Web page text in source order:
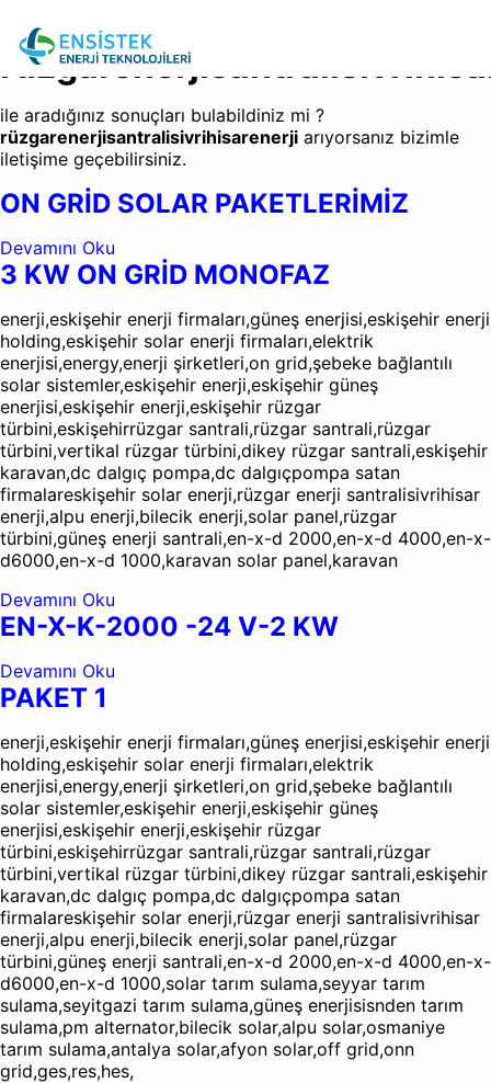
ile aradığınız sonuçları bulabildiniz mi ?
rüzgarenerjisantralisivrihisarenerji arıyorsanız bizimle
iletişime geçebilirsiniz.
ON GRİD SOLAR PAKETLERİMİZ
Devamını Oku
3 KW ON GRİD MONOFAZ
enerji,eskişehir enerji firmaları,güneş enerjisi,eskişehir enerji
holding,eskişehir solar enerji firmaları,elektrik
enerjisi,energy,enerji şirketleri,on grid,şebeke bağlantılı
solar sistemler,eskişehir enerji,eskişehir güneş
enerjisi,eskişehir enerji,eskişehir rüzgar
türbini,eskişehirrüzgar santrali,rüzgar santrali,rüzgar
türbini,vertikal rüzgar türbini,dikey rüzgar santrali,eskişehir
karavan,dc dalgıç pompa,dc dalgıçpompa satan
firmalareskişehir solar enerji,rüzgar enerji santralisivrihisar
enerji,alpu enerji,bilecik enerji,solar panel,rüzgar
türbini,güneş enerji santrali,en-x-d 2000,en-x-d 4000,en-x-
d6000,en-x-d 1000,karavan solar panel,karavan
Devamını Oku
EN-X-K-2000 -24 V-2 KW
Devamını Oku
PAKET 1
enerji,eskişehir enerji firmaları,güneş enerjisi,eskişehir enerji
holding,eskişehir solar enerji firmaları,elektrik
enerjisi,energy,enerji şirketleri,on grid,şebeke bağlantılı
solar sistemler,eskişehir enerji,eskişehir güneş
enerjisi,eskişehir enerji,eskişehir rüzgar
türbini,eskişehirrüzgar santrali,rüzgar santrali,rüzgar
türbini,vertikal rüzgar türbini,dikey rüzgar santrali,eskişehir
karavan,dc dalgıç pompa,dc dalgıçpompa satan
firmalareskişehir solar enerji,rüzgar enerji santralisivrihisar
enerji,alpu enerji,bilecik enerji,solar panel,rüzgar
türbini,güneş enerji santrali,en-x-d 2000,en-x-d 4000,en-x-
d6000,en-x-d 1000,solar tarım sulama,seyyar tarım
sulama,seyitgazi tarım sulama,güneş enerjisisnden tarım
sulama,pm alternator,bilecik solar,alpu solar,osmaniye
tarım sulama,antalya solar,afyon solar,off grid,onn
grid,ges,res,hes,